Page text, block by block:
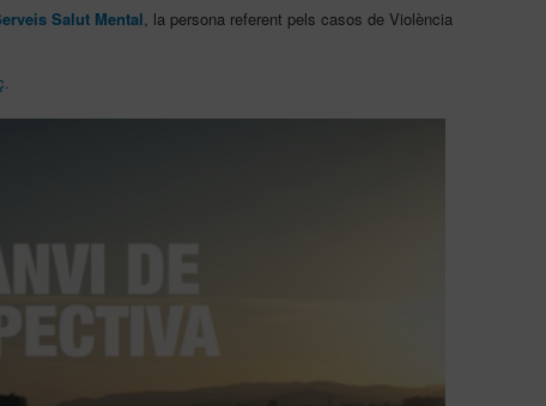
Salut Mental, la persona referent pels casos de Violència